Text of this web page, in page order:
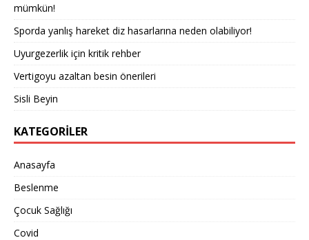
mümkün!
Sporda yanlış hareket diz hasarlarına neden olabiliyor!
Uyurgezerlik için kritik rehber
Vertigoyu azaltan besin önerileri
Sisli Beyin
KATEGORILER
Anasayfa
Beslenme
Çocuk Sağlığı
Covid